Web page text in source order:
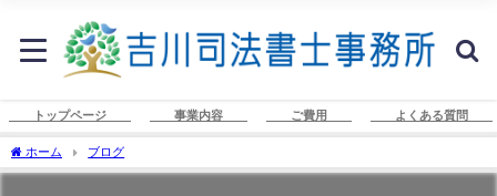
トップページ 事業内容 ご費用 よくある質問
ホーム ブログ